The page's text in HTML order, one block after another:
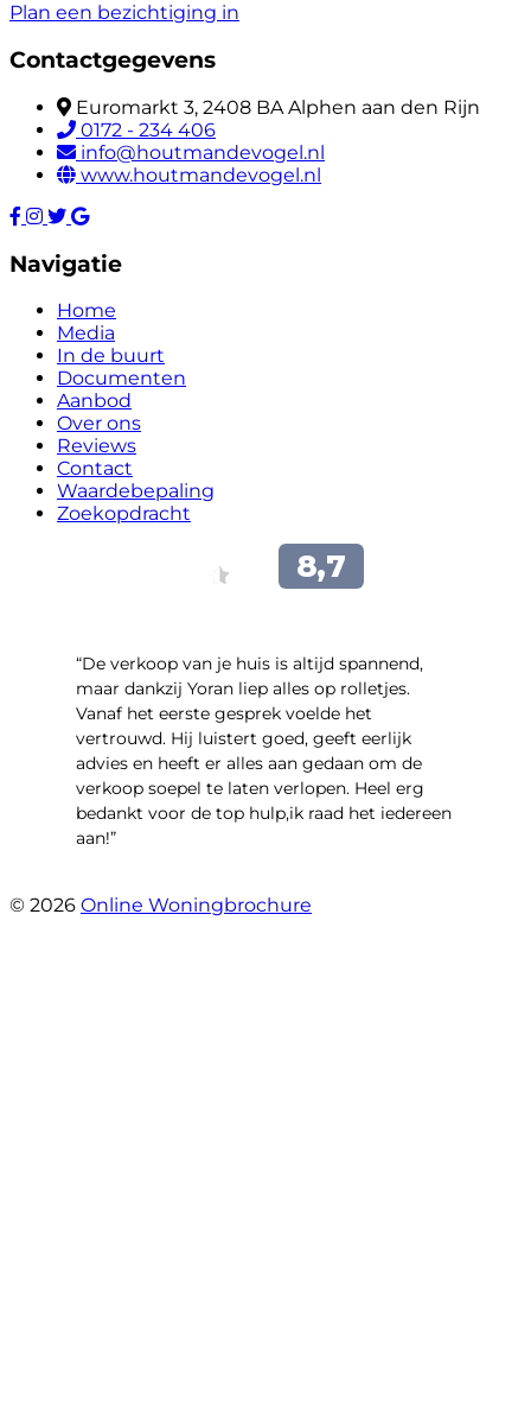
Plan een bezichtiging in
Contactgegevens
Euromarkt 3, 2408 BA Alphen aan den Rijn
0172 - 234 406
info@houtmandevogel.nl
www.houtmandevogel.nl
Navigatie
Home
Media
In de buurt
Documenten
Aanbod
Over ons
Reviews
Contact
Waardebepaling
Zoekopdracht
“​De verkoop van je huis is altijd spannend,
maar dankzij Yoran liep alles op rolletjes.
Vanaf het eerste gesprek voelde het
vertrouwd. Hij luistert goed, geeft eerlijk
advies en heeft er alles aan gedaan om de
verkoop soepel te laten verlopen. Heel erg
bedankt voor de top hulp,ik raad het iedereen
aan!”
© 2026 Online Woningbrochure